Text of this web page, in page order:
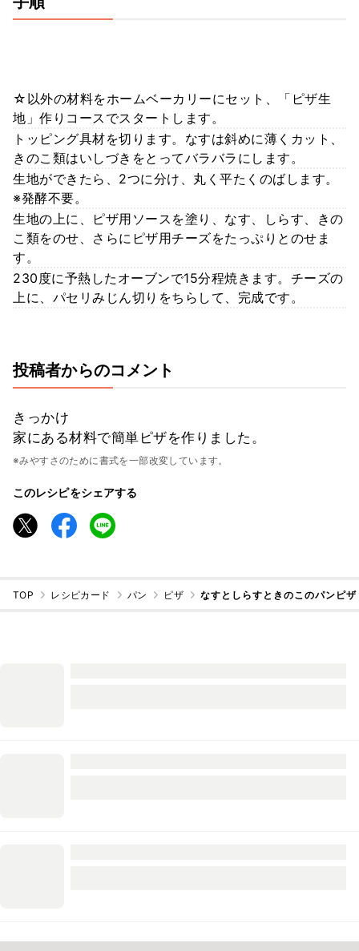
☆以外の材料をホームベーカリーにセット、「ピザ生
地」作りコースでスタートします。
トッピング具材を切ります。なすは斜めに薄くカット、
きのこ類はいしづきをとってバラバラにします。
生地ができたら、2つに分け、丸く平たくのばします。
※発酵不要。
生地の上に、ピザ用ソースを塗り、なす、しらす、きの
こ類をのせ、さらにピザ用チーズをたっぷりとのせま
す。
230度に予熱したオーブンで15分程焼きます。チーズの
上に、パセリみじん切りをちらして、完成です。
投稿者からのコメント
きっかけ
家にある材料で簡単ピザを作りました。
※みやすさのために書式を一部改変しています。
このレシピをシェアする
TOP レシピカード パン ピザ なすとしらすときのこのパンピ